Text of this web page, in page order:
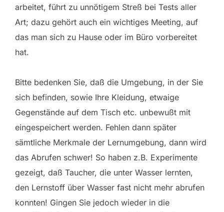
arbeitet, führt zu unnötigem Streß bei Tests aller
Art; dazu gehört auch ein wichtiges Meeting, auf
das man sich zu Hause oder im Büro vorbereitet
hat.
Bitte bedenken Sie, daß die Umgebung, in der Sie
sich befinden, sowie Ihre Kleidung, etwaige
Gegenstände auf dem Tisch etc. unbewußt mit
eingespeichert werden. Fehlen dann später
sämtliche Merkmale der Lernumgebung, dann wird
das Abrufen schwer! So haben z.B. Experimente
gezeigt, daß Taucher, die unter Wasser lernten,
den Lernstoff über Wasser fast nicht mehr abrufen
konnten! Gingen Sie jedoch wieder in die